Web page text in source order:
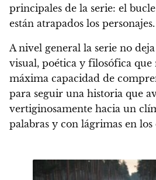
principales de la serie: el
están atrapados los personajes.
A nivel general la serie no
visual, poética y filosófica que
máxima capacidad de
para seguir una historia que
vertiginosamente hacia un
palabras y con lágrimas en los